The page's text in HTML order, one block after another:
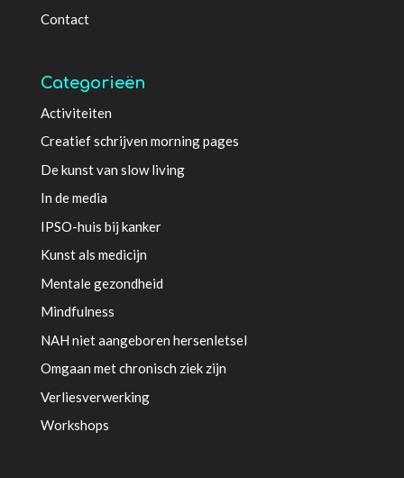
Contact
Categorieën
Activiteiten
Creatief schrijven morning pages
De kunst van slow living
In de media
IPSO-huis bij kanker
Kunst als medicijn
Mentale gezondheid
Mindfulness
NAH niet aangeboren hersenletsel
Omgaan met chronisch ziek zijn
Verliesverwerking
Workshops